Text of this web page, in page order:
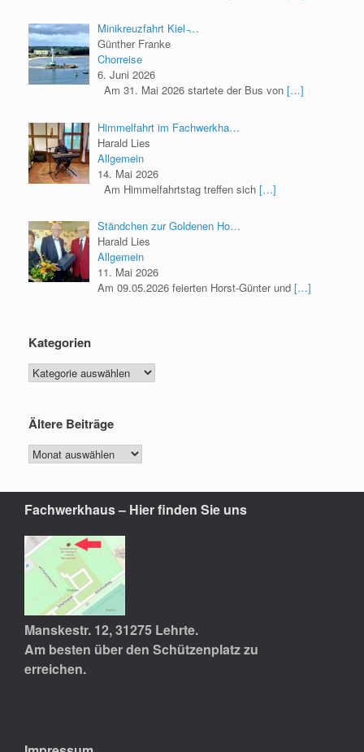
Minikreuzfahrt Kiel ̵…
Günther Franke
Chorreise
6. Juni 2026
Am 31. Mai 2026 startete der Bus von […]
Himmelfahrt im Fachwerkha…
Harald Lies
Allgemein
14. Mai 2026
Am Himmelfahrtstag treffen sich […]
Ständchen zur Goldenen Ho…
Harald Lies
Allgemein
11. Mai 2026
Am 09.05.2026 feierten Horst-Günter und […]
Kategorien
Ältere Beiträge
Fachwerkhaus – Hier finden Sie uns
Manskestr. 12, 31275 Lehrte.
Am besten über den Schützenplatz zu
erreichen.